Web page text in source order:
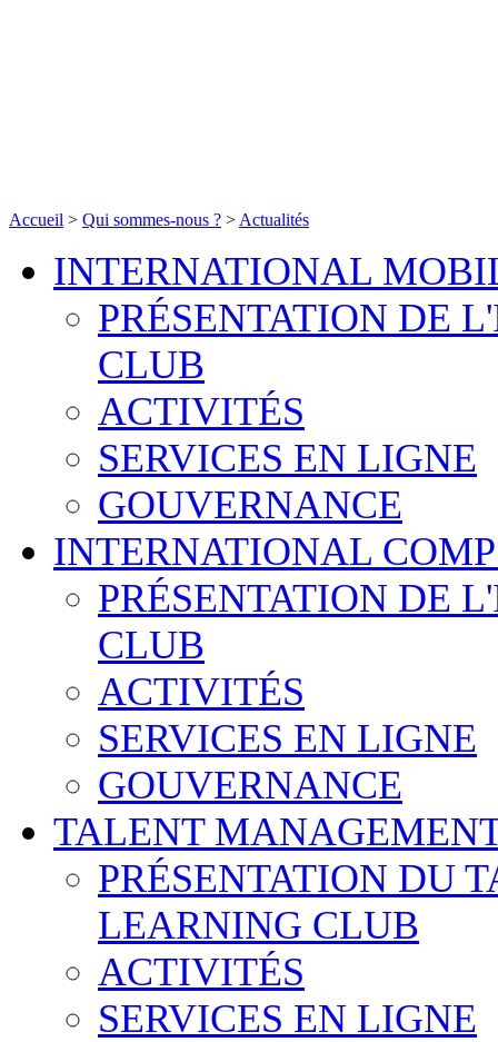
Accueil > Qui sommes-nous ? > Actualités
INTERNATIONAL
PRÉSENTATION DE
CLUB
ACTIVITÉS
SERVICES EN LIGNE
GOUVERNANCE
INTERNATIONAL
PRÉSENTATION DE
CLUB
ACTIVITÉS
SERVICES EN LIGNE
GOUVERNANCE
TALENT
PRÉSENTATION DU
LEARNING CLUB
ACTIVITÉS
SERVICES EN LIGNE